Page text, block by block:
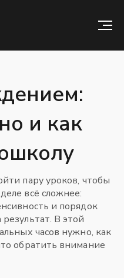
и как
пару уроков, чтобы
всё сложнее:
и порядок
В этой
часов нужно, как
обратить внимание